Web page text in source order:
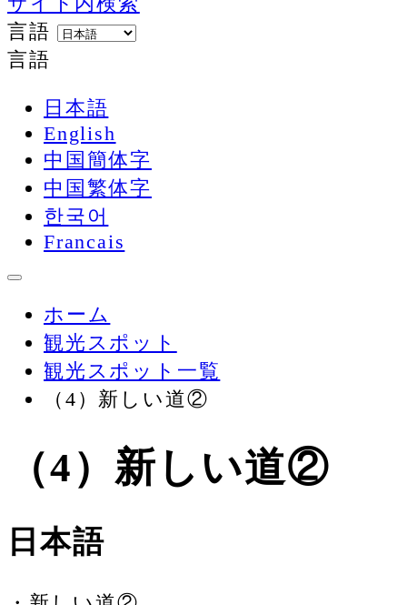
言語
言語
日本語
English
中国簡体字
中国繁体字
한국어
Francais
ホーム
観光スポット
観光スポット一覧
（4）新しい道②
（4）新しい道②
日本語